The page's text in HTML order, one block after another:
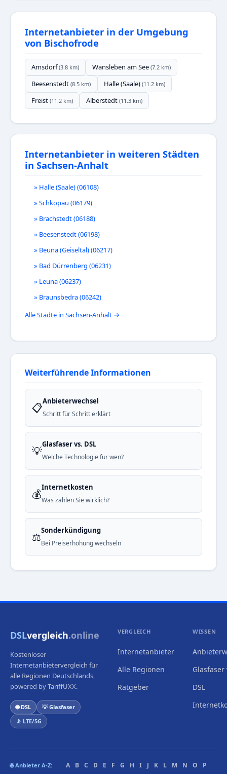
Internetanbieter in der Umgebung
von Bischofrode
Amsdorf(3.8 km) Wansleben am See (7.2 km)
Beesenstedt (8.5 km) Halle (Saale) (11.2 km)
Freist (11.2 km) Alberstedt (11.3 km)
Internetanbieter in weiteren Städten
in Sachsen-Anhalt
» Halle (Saale) (06108)
» Schkopau (06179)
» Brachstedt (06188)
» Beesenstedt (06198)
» Beuna (Geiseltal) (06217)
» Bad Dürrenberg (06231)
» Leuna (06237)
» Braunsbedra (06242)
Alle Städte in Sachsen-Anhalt →
Weiterführende Informationen
📋Anbieterwechsel
Schritt für Schritt erklärt
💡Glasfaser vs. DSL
Welche Technologie für wen?
💰Internetkosten
Was zahlen Sie wirklich?
⚖️Sonderkündigung
Bei Preiserhöhung wechseln
DSLvergleich.online
Kostenloser
Internetanbietervergleich für
alle Regionen Deutschlands,
powered by TariffUXX.
🌐 DSL
💡 Glasfaser
📡 LTE/5G
VERGLEICH
Internetanbieter
Alle Regionen
Ratgeber
WISSEN
Glasfaser
DSL
🌐 Anbieter A-Z: A B C D E F G H I J K L M N O
P